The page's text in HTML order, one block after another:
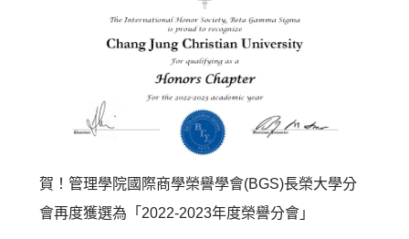
賀！管理學院國際商學榮譽學會(BGS)長榮大學分
會再度獲選為「2022-2023年度榮譽分會」